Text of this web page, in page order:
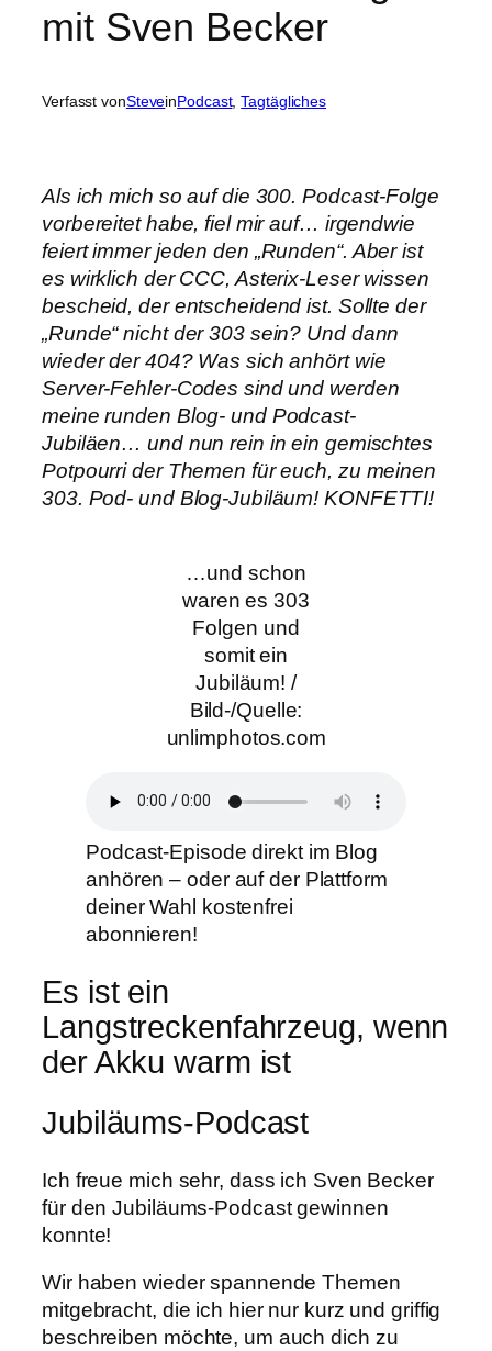
mit Sven Becker
Verfasst vonSteveinPodcast, Tagtägliches
Als ich mich so auf die 300. Podcast-Folge
vorbereitet habe, fiel mir auf… irgendwie
feiert immer jeden den „Runden“. Aber ist
es wirklich der CCC, Asterix-Leser wissen
bescheid, der entscheidend ist. Sollte der
„Runde“ nicht der 303 sein? Und dann
wieder der 404? Was sich anhört wie
Server-Fehler-Codes sind und werden
meine runden Blog- und Podcast-
Jubiläen… und nun rein in ein gemischtes
Potpourri der Themen für euch, zu meinen
303. Pod- und Blog-Jubiläum! KONFETTI!
…und schon
waren es 303
Folgen und
somit ein
Jubiläum! /
Bild-/Quelle:
unlimphotos.com
Podcast-Episode direkt im Blog
anhören – oder auf der Plattform
deiner Wahl kostenfrei
abonnieren!
Es ist ein
Langstreckenfahrzeug, wenn
der Akku warm ist
Jubiläums-Podcast
Ich freue mich sehr, dass ich Sven Becker
für den Jubiläums-Podcast gewinnen
konnte!
Wir haben wieder spannende Themen
mitgebracht, die ich hier nur kurz und griffig
beschreiben möchte, um auch dich zu